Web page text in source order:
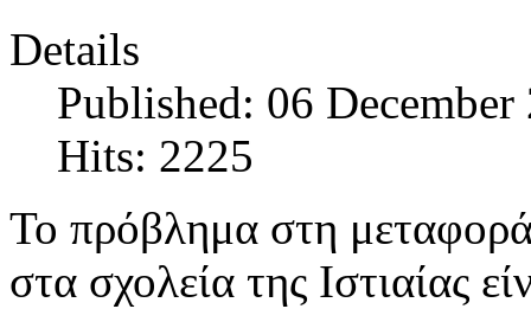
Details
Published: 06 December
Hits: 2225
Το πρόβλημα στη
στα σχολεία της Ιστιαίας